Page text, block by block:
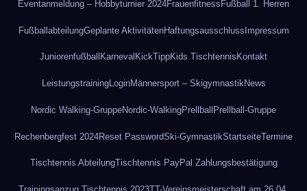
Eventanmeldung – Hobbyturnier 2024Frauenfitness Fußball 1. Herren
FußballabteilungGeplante AktivitätenHaftungsausschlussImpressum
Juniorenfußball Karneval KickTippKids Tischtennis Kontakt
LeistungstrainingLoginMännersport – SkigymnastikNews
Nordic Walking-GruppeNordic-WalkingPrellball Prellball-Gruppe
Rechenbergfest 2024Reset PasswordSki-GymnastikStartseiteTermine
Tischtennis AbteilungTischtennis PayPal Zahlungsbestätigung